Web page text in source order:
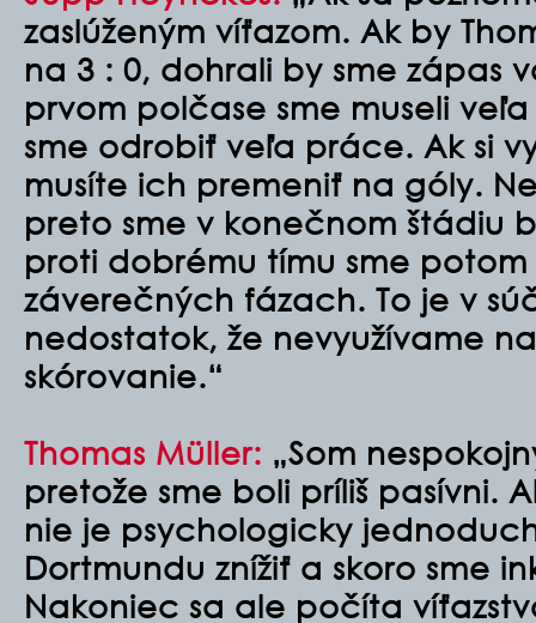
zaslúženým víťazom. Ak by
na 3 : 0, dohrali by sme zápas
prvom polčase sme museli
sme odrobiť veľa práce. Ak si
musíte ich premeniť na góly.
preto sme v konečnom štádiu
proti dobrému tímu sme potom
záverečných fázach. To je v
nedostatok, že nevyužívame
skórovanie.“
Thomas Müller: „Som
pretože sme boli príliš pasívni.
nie je psychologicky
Dortmundu znížiť a skoro sme
Nakoniec sa ale počíta